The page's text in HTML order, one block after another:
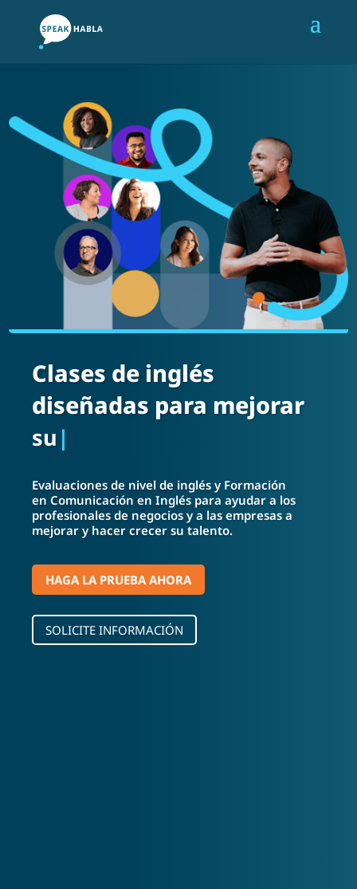
Clases de inglés
diseñadas para mejorar
su Vida
Evaluaciones de nivel de inglés y Formación
en Comunicación en Inglés para ayudar a los
profesionales de negocios y a las empresas a
mejorar y hacer crecer su talento.
HAGA LA PRUEBA AHORA
SOLICITE INFORMACIÓN